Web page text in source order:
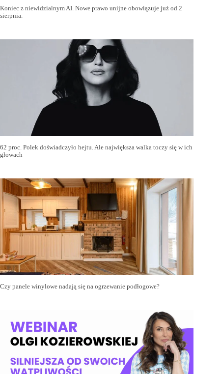
Koniec z niewidzialnym AI. Nowe prawo unijne obowiązuje już od 2
sierpnia.
62 proc. Polek doświadczyło hejtu. Ale największa walka toczy się w ich
głowach
Czy panele winylowe nadają się na ogrzewanie podłogowe?